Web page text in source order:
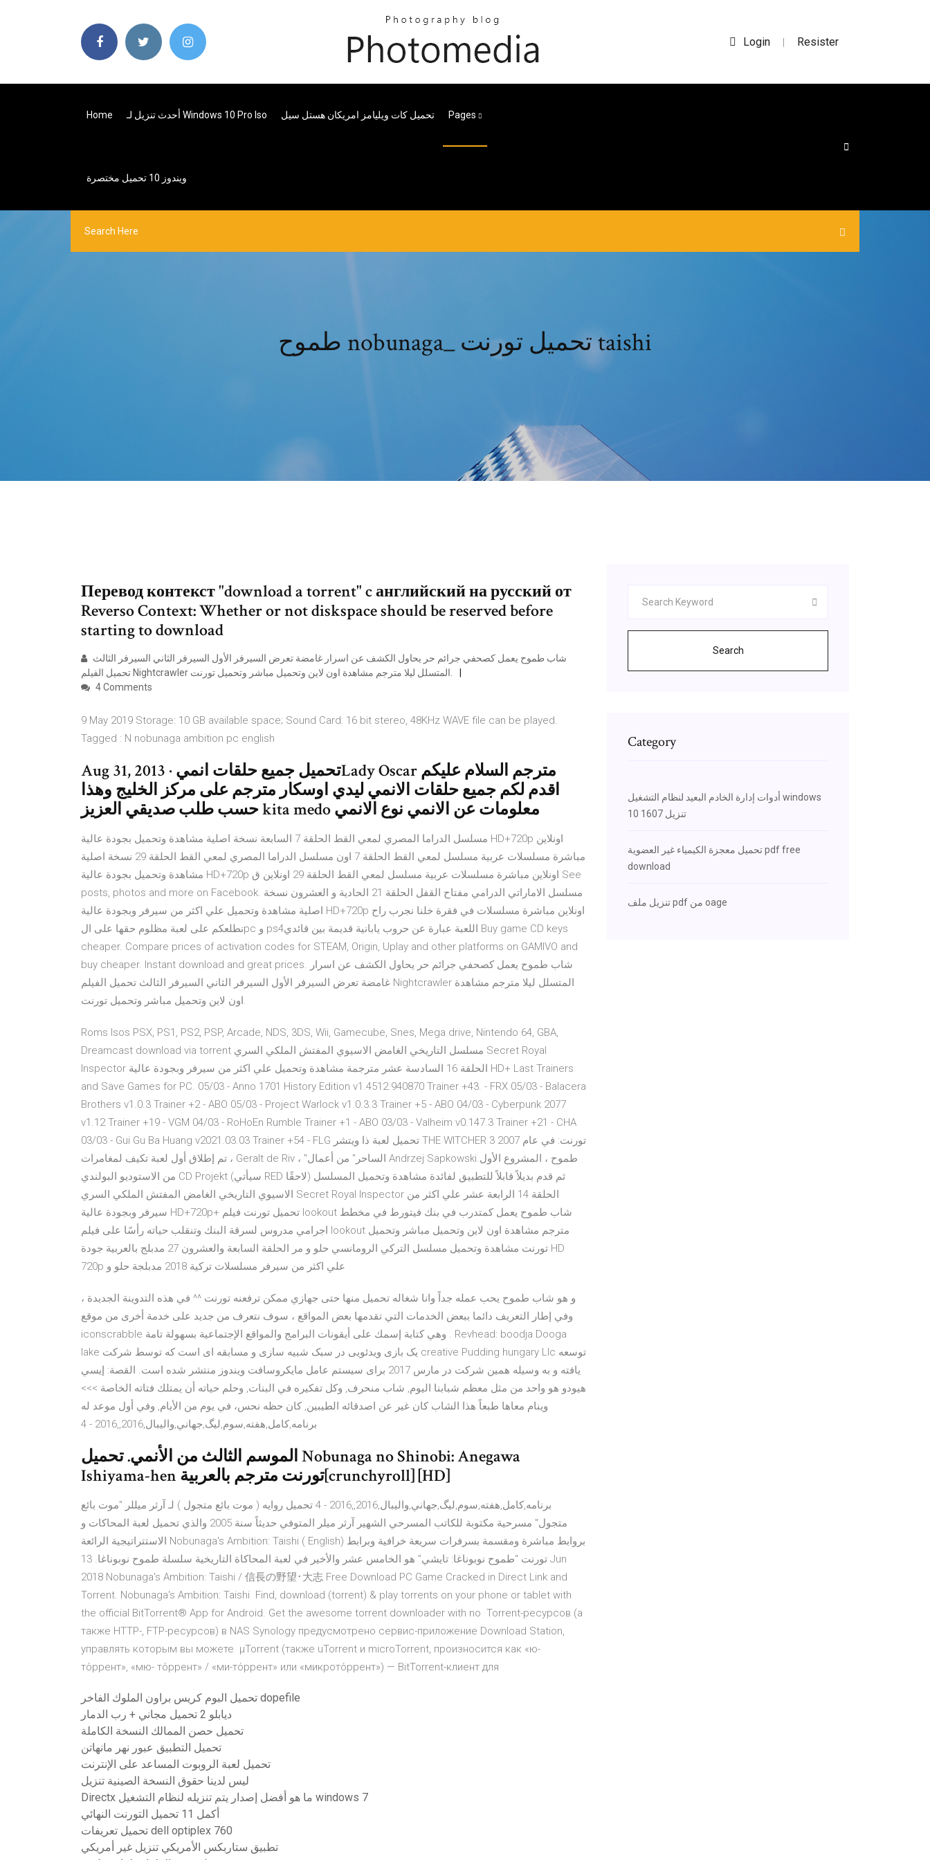
Login | Resister
Home أحدث تنزيل لـ Windows 10 Pro Iso تحميل كات ويليامز امريكان هستل سيل Pages
ويندوز 10 تحميل مختصرة
طموح nobunaga_ تحميل تورنت taishi
Перевод контекст "download a torrent" c английский на русский от
Reverso Context: Whether or not diskspace should be reserved before
starting to download
4 Comments
9 May 2019 Storage: 10 GB available space; Sound Card: 16 bit stereo, 48KHz WAVE file can be played.
Tagged : N nobunaga ambition pc english
Aug 31, 2013 · تحميل جميع حلقات انميLady Oscar مترجم السلام عليكم
اقدم لكم جميع حلقات الانمي ليدي اوسكار مترجم على مركز الخليج وهذا
حسب طلب صديقي العزيز kita medo معلومات عن الانمي نوع الانمي
مسلسل الدراما المصري لمعي القط الحلقة 7 السابعة نسخة اصلية مشاهدة وتحميل بجودة عالية HD+720p اونلاين
مباشرة مسلسلات عربية مسلسل لمعي القط الحلقة 7 اون مسلسل الدراما المصري لمعي القط الحلقة 29 نسخة اصلية
مشاهدة وتحميل بجودة عالية HD+720p اونلاين مباشرة مسلسلات عربية مسلسل لمعي القط الحلقة 29 اونلاين ق See
posts, photos and more on Facebook. مسلسل الاماراتي الدرامي مفتاح القفل الحلقة 21 الحادية و العشرون نسخة
اصلية مشاهدة وتحميل علي اكثر من سيرفر وبجودة عالية HD+720p اونلاين مباشرة مسلسلات في فقرة خلنا نجرب راح
نطلعكم على لعبة مظلوم حقها على الpc و ps4اللعبة عبارة عن حروب يابانية قديمة بين قائدي Buy game CD keys
cheaper. Compare prices of activation codes for STEAM, Origin, Uplay and other platforms on GAMIVO and
buy cheaper. Instant download and great prices. شاب طموح يعمل كصحفي جرائم حر يحاول الكشف عن اسرار
غامضة تعرض السيرفر الأول السيرفر الثاني السيرفر الثالث تحميل الفيلم Nightcrawler المتسلل ليلا مترجم مشاهدة
اون لاين وتحميل مباشر وتحميل تورنت.
Roms Isos PSX, PS1, PS2, PSP, Arcade, NDS, 3DS, Wii, Gamecube, Snes, Mega drive, Nintendo 64, GBA,
Dreamcast download via torrent مسلسل التاريخي الغامض الاسيوي المفتش الملكي السري Secret Royal
Inspector الحلقة 16 السادسة عشر مترجمة مشاهدة وتحميل علي اكثر من سيرفر وبجودة عالية HD+ Last Trainers
and Save Games for PC. 05/03 - Anno 1701 History Edition v1.4512.940870 Trainer +43. - FRX 05/03 - Balacera
Brothers v1.0.3 Trainer +2 - ABO 05/03 - Project Warlock v1.0.3.3 Trainer +5 - ABO 04/03 - Cyberpunk 2077
v1.12 Trainer +19 - VGM 04/03 - RoHoEn Rumble Trainer +1 - ABO 03/03 - Valheim v0.147.3 Trainer +21 - CHA
03/03 - Gui Gu Ba Huang v2021.03.03 Trainer +54 - FLG تحميل لعبة ذا ويتشر THE WITCHER 3 تورنت: في عام 2007
، تم إطلاق أول لعبة تكيف لمغامرات Geralt de Riv ، "الساحر" من أعمال Andrzej Sapkowski.طموح ، المشروع الأول
من الاستوديو البولندي CD Projekt (سيأتي RED لاحقًا) ثم قدم بديلاً قابلاً للتطبيق لفائدة مشاهدة وتحميل المسلسل
الاسيوي التاريخي الغامض المفتش الملكي السري Secret Royal Inspector الحلقة 14 الرابعة عشر علي اكثر من
سيرفر وبجودة عالية HD+720p+ تحميل تورنت فيلم lookout شاب طموح يعمل كمتدرب في بنك فيتورط في مخطط
اجرامي مدروس لسرقة البنك وتنقلب حياته رأسًا على فيلم lookout مترجم مشاهدة اون لاين وتحميل مباشر وتحميل
تورنت مشاهدة وتحميل مسلسل التركي الرومانسي حلو و مر الحلقة السابعة والعشرون 27 مدبلج بالعربية جودة HD
720p علي اكثر من سيرفر مسلسلات تركية 2018 مدبلجة حلو و
و هو شاب طموح يحب عمله جداً وانا شغاله تحميل منها حتى جهازي ممكن ترفعنه تورنت ^^ في هذه التدوينة الجديدة ،
وفي إطار التعريف دائما ببعض الخدمات التي تقدمها بعض المواقع ، سوف نتعرف من جديد على خدمة أخرى من موقع
iconscrabble وهي كتابة إسمك على أيقونات البرامج والمواقع الإجتماعية بسهولة تامة . Revhead: boodja Dooga
lake یک بازی ویدئویی در سبک شبیه سازی و مسابقه ای است که توسط شرکت creative Pudding hungary Llc توسعه
یافته و به وسیله همین شرکت در مارس 2017 برای سیستم عامل مایکروسافت ویندوز منتشر شده است. القصة: إيسي
هيودو هو واحد من مثل معظم شبابنا اليوم, شاب منحرف, وكل تفكيره في البنات, وحلم حياته أن يمتلك فتاته الخاصة >>>
وينام معاها طبعاً هذا الشاب كان غير عن اصدقائه الطيبين, كان حظه نحس، في يوم من الأيام, وفي أول موعد له
برنامه,کامل,هفته,سوم,ليگ,جهاني,واليبال,2016,,2016 - 4
الموسم الثالث من الأنمي. تحميل Nobunaga no Shinobi: Anegawa
Ishiyama-hen تورنت مترجم بالعربية[crunchyroll] [HD]
برنامه,کامل,هفته,سوم,ليگ,جهاني,واليبال,2016,,2016 - 4 تحميل روايه ( موت بائع متجول ) لـ آرثر ميللر "موت بائع
متجول" مسرحية مكتوبة للكاتب المسرحي الشهير آرثر ميلر المتوفي حديثاً سنة 2005 والذي تحميل لعبة المحاكات و
الاستتراتيجية الرائعة Nobunaga's Ambition: Taishi ( English) بروابط مباشرة ومقسمة بسرفرات سريعة خرافية وبرابط
تورنت “طموح نوبوناغا: تايشي” هو الخامس عشر والأخير في لعبة المحاكاة التاريخية سلسلة طموح نوبوناغا. 13 Jun
2018 Nobunaga's Ambition: Taishi / 信長の野望･大志 Free Download PC Game Cracked in Direct Link and
Torrent. Nobunaga's Ambition: Taishi Find, download (torrent) & play torrents on your phone or tablet with
the official BitTorrent® App for Android. Get the awesome torrent downloader with no Torrent-ресурсов (а
также HTTP-, FTP-ресурсов) в NAS Synology предусмотрено сервис-приложение Download Station,
управлять которым вы можете μTorrent (также uTorrent и microTorrent, произносится как «ю-
то́ррент», «мю- то́ррент» / «ми-то́ррент» или «микрото́ррент») — BitTorrent-клиент для
تحميل البوم كريس براون الملوك الفاخر dopefile
ديابلو 2 تحميل مجاني + رب الدمار
تحميل حصن الممالك النسخة الكاملة
تحميل التطبيق عبور نهر مانهاتن
تحميل لعبة الروبوت المساعد على الإنترنت
ليس لدينا حقوق النسخة الصينية تنزيل
Directx ما هو أفضل إصدار يتم تنزيله لنظام التشغيل windows 7
أكمل 11 تحميل التورنت النهائي
تحميل تعريفات dell optiplex 760
تطبيق ستاربكس الأمريكي تنزيل غير أمريكي
Search
Category
أدوات إدارة الخادم البعيد لنظام التشغيل windows
10 1607 تنزيل
تحميل معجزة الكيمياء غير العضوية pdf free
download
تنزيل ملف pdf من oage